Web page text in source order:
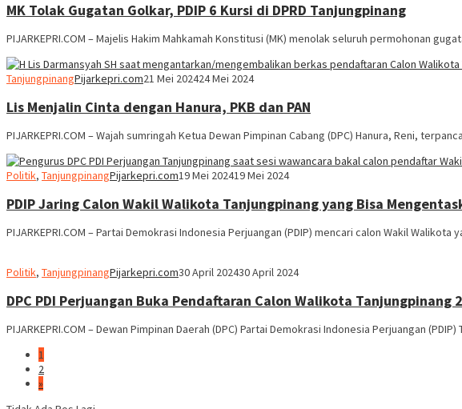
MK Tolak Gugatan Golkar, PDIP 6 Kursi di DPRD Tanjungpinang
PIJARKEPRI.COM – Majelis Hakim Mahkamah Konstitusi (MK) menolak seluruh permohonan
TanjungpinangPijarkepri.com21 Mei 202424 Mei 2024
Lis Menjalin Cinta dengan Hanura, PKB dan PAN
PIJARKEPRI.COM – Wajah sumringah Ketua Dewan Pimpinan Cabang (DPC) Hanura, Reni,
Politik, TanjungpinangPijarkepri.com19 Mei 202419 Mei 2024
PDIP Jaring Calon Wakil Walikota Tanjungpinang yang Bisa
PIJARKEPRI.COM – Partai Demokrasi Indonesia Perjuangan (PDIP) mencari calon Wakil
Politik, TanjungpinangPijarkepri.com30 April 202430 April 2024
DPC PDI Perjuangan Buka Pendaftaran Calon Walikota Tanjungpinang
PIJARKEPRI.COM – Dewan Pimpinan Daerah (DPC) Partai Demokrasi Indonesia Perjuangan
1
2
»